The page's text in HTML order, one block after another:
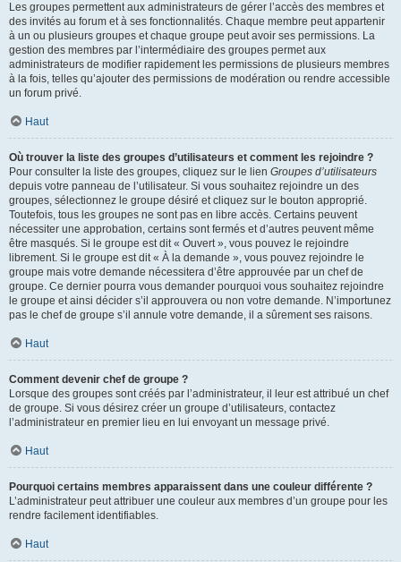
Les groupes permettent aux administrateurs de gérer l’accès des membres et
des invités au forum et à ses fonctionnalités. Chaque membre peut appartenir
à un ou plusieurs groupes et chaque groupe peut avoir ses permissions. La
gestion des membres par l’intermédiaire des groupes permet aux
administrateurs de modifier rapidement les permissions de plusieurs membres
à la fois, telles qu’ajouter des permissions de modération ou rendre accessible
un forum privé.
Haut
Où trouver la liste des groupes d’utilisateurs et comment les rejoindre ?
Pour consulter la liste des groupes, cliquez sur le lien Groupes d’utilisateurs
depuis votre panneau de l’utilisateur. Si vous souhaitez rejoindre un des
groupes, sélectionnez le groupe désiré et cliquez sur le bouton approprié.
Toutefois, tous les groupes ne sont pas en libre accès. Certains peuvent
nécessiter une approbation, certains sont fermés et d’autres peuvent même
être masqués. Si le groupe est dit « Ouvert », vous pouvez le rejoindre
librement. Si le groupe est dit « À la demande », vous pouvez rejoindre le
groupe mais votre demande nécessitera d’être approuvée par un chef de
groupe. Ce dernier pourra vous demander pourquoi vous souhaitez rejoindre
le groupe et ainsi décider s’il approuvera ou non votre demande. N’importunez
pas le chef de groupe s’il annule votre demande, il a sûrement ses raisons.
Haut
Comment devenir chef de groupe ?
Lorsque des groupes sont créés par l’administrateur, il leur est attribué un chef
de groupe. Si vous désirez créer un groupe d’utilisateurs, contactez
l’administrateur en premier lieu en lui envoyant un message privé.
Haut
Pourquoi certains membres apparaissent dans une couleur différente ?
L’administrateur peut attribuer une couleur aux membres d’un groupe pour les
rendre facilement identifiables.
Haut